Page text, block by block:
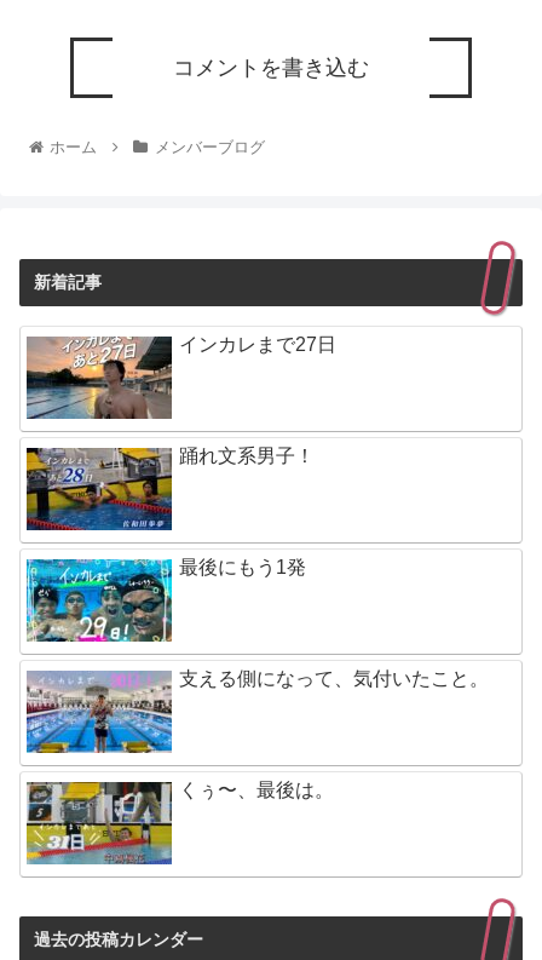
コメントを書き込む
ホーム メンバーブログ
新着記事
インカレまで27日
踊れ文系男子！
最後にもう1発
支える側になって、気付いたこと。
くぅ〜、最後は。
過去の投稿カレンダー